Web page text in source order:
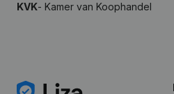
KVK- Kamer van Koophandel